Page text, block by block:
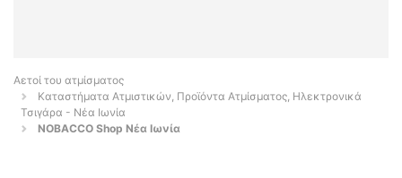
Αετοί του ατμίσματος
Καταστήματα Ατμιστικών, Προϊόντα Ατμίσματος, Ηλεκτρονικά
Τσιγάρα - Νέα Ιωνία
NOBACCO Shop Νέα Ιωνία